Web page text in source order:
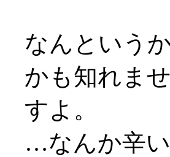
なんという
かも知れま
すよ。
…なんか辛